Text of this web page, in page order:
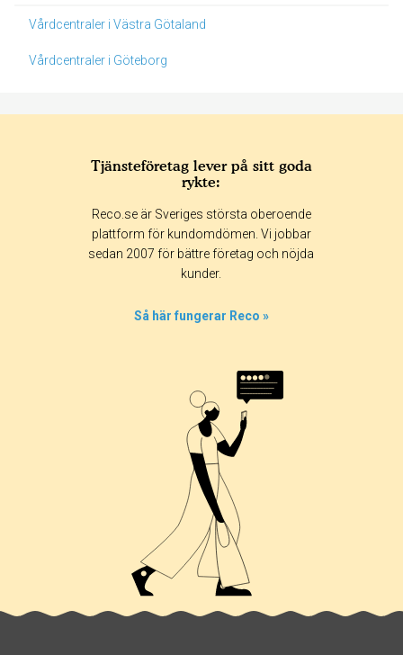
Vårdcentraler i Västra Götaland
Vårdcentraler i Göteborg
365 dagar 90 dagar
30 dagar
Tjänsteföretag lever på sitt goda
rykte:
Reco.se är Sveriges största oberoende
plattform för kundomdömen. Vi jobbar
sedan 2007 för bättre företag och nöjda
kunder.
Så här fungerar Reco »